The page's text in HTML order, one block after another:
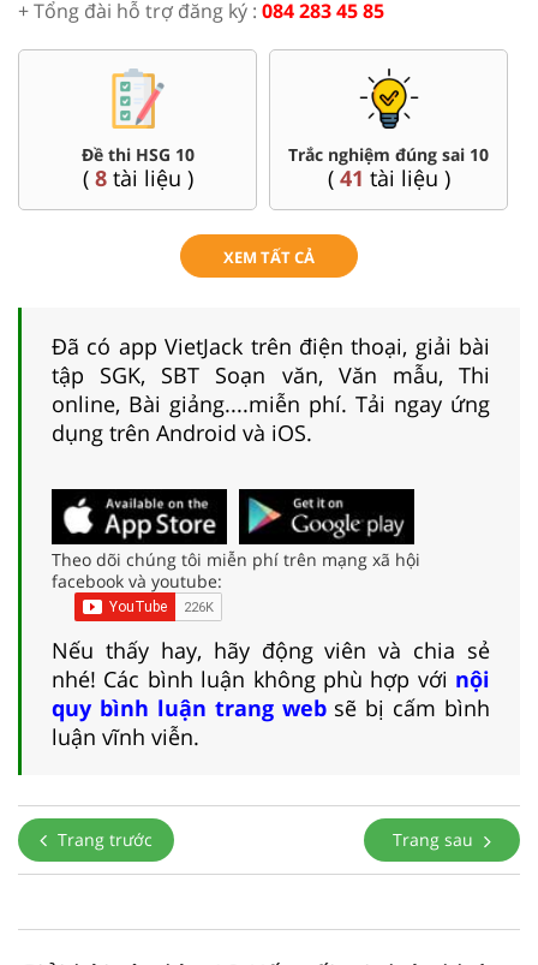
+ Tổng đài hỗ trợ đăng ký : 084 283 45 85
Đề thi HSG 10
( 8tài liệu )
Trắc nghiệm đúng sai 10
( 41 tài liệu )
XEM TẤT CẢ
Đã có app VietJack trên điện thoại, giải bài
tập SGK, SBT Soạn văn, Văn mẫu, Thi
online, Bài giảng....miễn phí. Tải ngay ứng
dụng trên Android và iOS.
Theo dõi chúng tôi miễn phí trên mạng xã hội
facebook và youtube:
Nếu thấy hay, hãy động viên và chia sẻ
nhé! Các bình luận không phù hợp với nội
quy bình luận trang websẽ bị cấm bình
luận vĩnh viễn.
Trang trước Trang sau